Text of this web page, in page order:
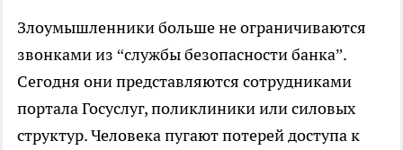
Злоумышленники больше не ограничиваются
звонками из “службы безопасности банка”.
Сегодня они представляются сотрудниками
портала Госуслуг, поликлиники или силовых
структур. Человека пугают потерей доступа к